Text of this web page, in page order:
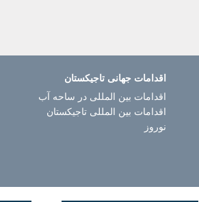
اقدامات جهانی تاجیکستان
اقدامات بین المللی در ساحه آب
اقدامات بین المللی تاجیکستان
نوروز